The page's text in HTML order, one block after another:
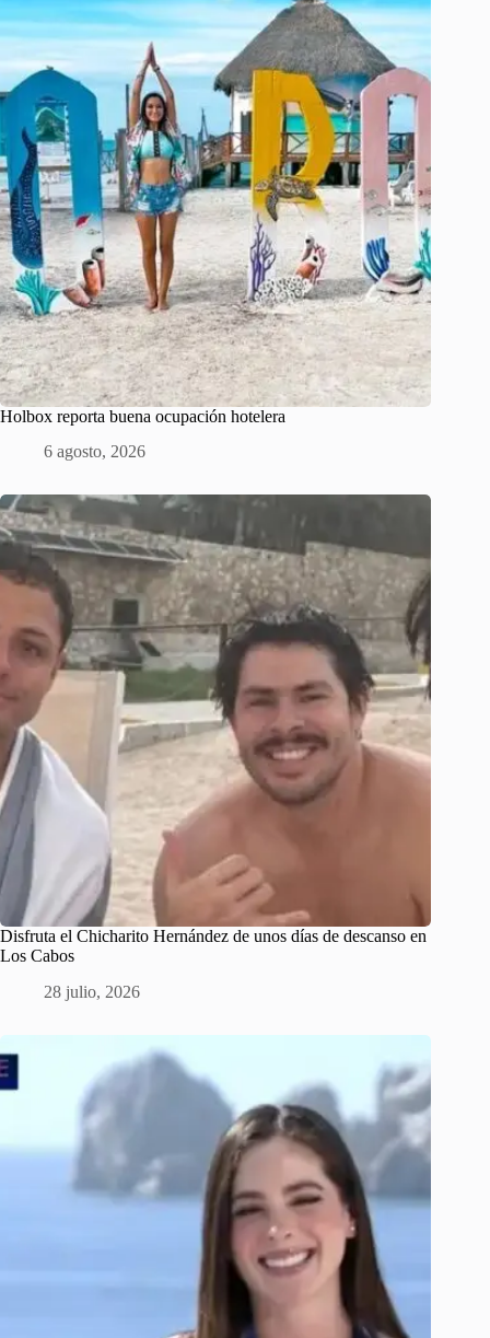
Holbox reporta buena ocupación hotelera
6 agosto, 2026
Disfruta el Chicharito Hernández de unos días de descanso en
Los Cabos
28 julio, 2026